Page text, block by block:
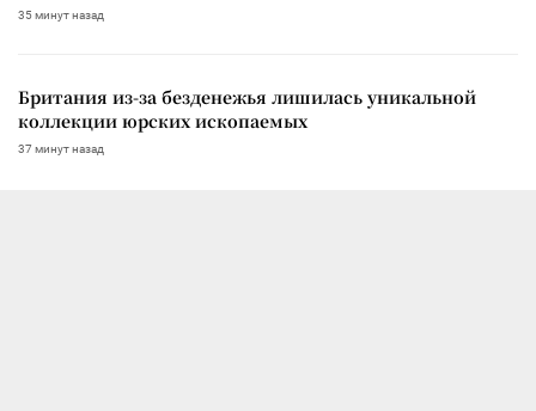
35 минут назад
Британия из-за безденежья лишилась уникальной
коллекции юрских ископаемых
37 минут назад